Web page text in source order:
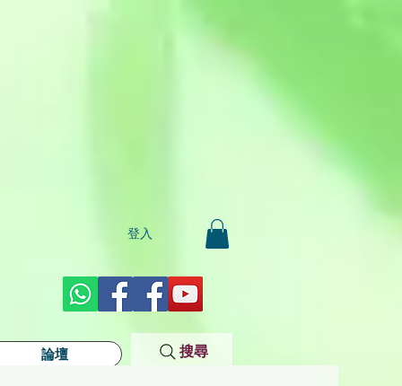
登入
論壇 搜尋